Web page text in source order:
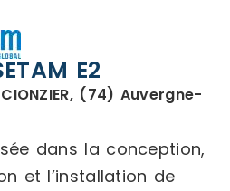
E2
(74) Auvergne-
dans la conception,
et l’installation de